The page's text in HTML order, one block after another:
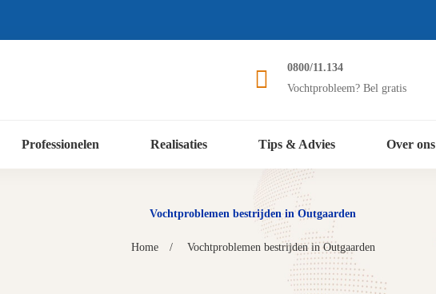
0800/11.134
Vochtprobleem? Bel gratis
Professionelen Realisaties Tips & Advies Over ons
Vochtproblemen bestrijden in Outgaarden
Home Vochtproblemen bestrijden in Outgaarden